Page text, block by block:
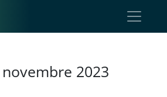
novembre 2023